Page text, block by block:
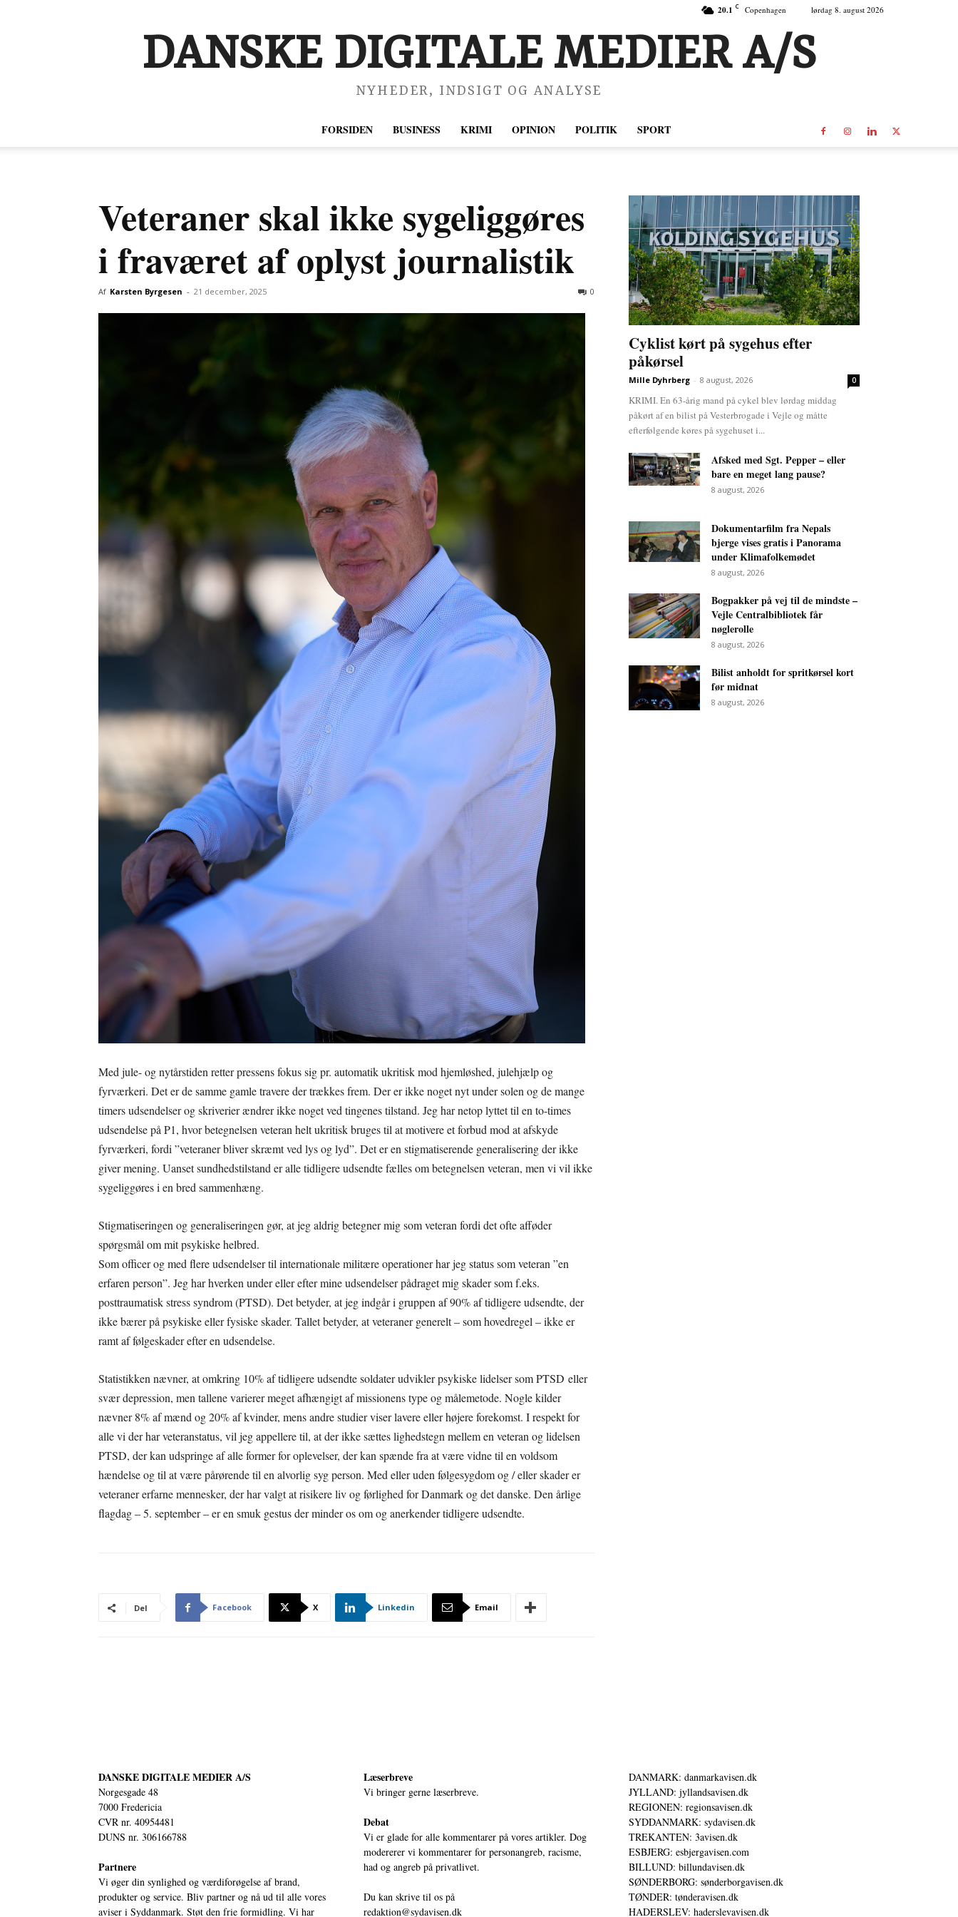
20.1 C Copenhagen lørdag 8. august 2026
DANSKE DIGITALE MEDIER A/S
NYHEDER, INDSIGT OG ANALYSE
FORSIDEN BUSINESS KRIMI OPINION POLITIK SPORT
Veteraner skal ikke sygeliggøres
i fraværet af oplyst journalistik
Af Karsten Byrgesen - 21 december, 2025 0
Med jule- og nytårstiden retter pressens fokus sig pr. automatik ukritisk mod hjemløshed, julehjælp og
fyrværkeri. Det er de samme gamle travere der trækkes frem. Der er ikke noget nyt under solen og de mange
timers udsendelser og skriverier ændrer ikke noget ved tingenes tilstand. Jeg har netop lyttet til en to-times
udsendelse på P1, hvor betegnelsen veteran helt ukritisk bruges til at motivere et forbud mod at afskyde
fyrværkeri, fordi ”veteraner bliver skræmt ved lys og lyd”. Det er en stigmatiserende generalisering der ikke
giver mening. Uanset sundhedstilstand er alle tidligere udsendte fælles om betegnelsen veteran, men vi vil ikke
sygeliggøres i en bred sammenhæng.
Stigmatiseringen og generaliseringen gør, at jeg aldrig betegner mig som veteran fordi det ofte afføder
spørgsmål om mit psykiske helbred.
Som officer og med flere udsendelser til internationale militære operationer har jeg status som veteran ”en
erfaren person”. Jeg har hverken under eller efter mine udsendelser pådraget mig skader som f.eks.
posttraumatisk stress syndrom (PTSD). Det betyder, at jeg indgår i gruppen af 90% af tidligere udsendte, der
ikke bærer på psykiske eller fysiske skader. Tallet betyder, at veteraner generelt – som hovedregel – ikke er
ramt af følgeskader efter en udsendelse.
Statistikken nævner, at omkring 10% af tidligere udsendte soldater udvikler psykiske lidelser som PTSD eller
svær depression, men tallene varierer meget afhængigt af missionens type og målemetode. Nogle kilder
nævner 8% af mænd og 20% af kvinder, mens andre studier viser lavere eller højere forekomst. I respekt for
alle vi der har veteranstatus, vil jeg appellere til, at der ikke sættes lighedstegn mellem en veteran og lidelsen
PTSD, der kan udspringe af alle former for oplevelser, der kan spænde fra at være vidne til en voldsom
hændelse og til at være pårørende til en alvorlig syg person. Med eller uden følgesygdom og / eller skader er
veteraner erfarne mennesker, der har valgt at risikere liv og førlighed for Danmark og det danske. Den årlige
flagdag – 5. september – er en smuk gestus der minder os om og anerkender tidligere udsendte.
Del Facebook X Linkedin Email
Cyklist kørt på sygehus efter
påkørsel
Mille Dyhrberg - 8 august, 2026 0
KRIMI. En 63-årig mand på cykel blev lørdag middag
påkørt af en bilist på Vesterbrogade i Vejle og måtte
efterfølgende køres på sygehuset i...
Afsked med Sgt. Pepper – eller
bare en meget lang pause?
8 august, 2026
Dokumentarfilm fra Nepals
bjerge vises gratis i Panorama
under Klimafolkemødet
8 august, 2026
Bogpakker på vej til de mindste –
Vejle Centralbibliotek får
nøglerolle
8 august, 2026
Bilist anholdt for spritkørsel kort
før midnat
8 august, 2026
DANSKE DIGITALE MEDIER A/S
Norgesgade 48
7000 Fredericia
CVR nr. 40954481
DUNS nr. 306166788
Partnere
Vi øger din synlighed og værdiforøgelse af brand,
produkter og service. Bliv partner og nå ud til alle vores
aviser i Syddanmark. Støt den frie formidling. Vi har
Læserbreve
Vi bringer gerne læserbreve.
Debat
Vi er glade for alle kommentarer på vores artikler. Dog
modererer vi kommentarer for personangreb, racisme,
had og angreb på privatlivet.
Du kan skrive til os på
redaktion@sydavisen.dk
DANMARK: danmarkavisen.dk
JYLLAND: jyllandsavisen.dk
REGIONEN: regionsavisen.dk
SYDDANMARK: sydavisen.dk
TREKANTEN: 3avisen.dk
ESBJERG: esbjergavisen.com
BILLUND: billundavisen.dk
SØNDERBORG: sønderborgavisen.dk
TØNDER: tønderavisen.dk
HADERSLEV: haderslevavisen.dk